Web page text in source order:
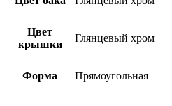
Цвет
крышки
Глянцевый хром
Форма Прямоугольная